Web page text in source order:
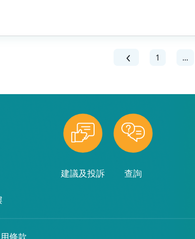
1 ...
建議及投訴 查詢
條款